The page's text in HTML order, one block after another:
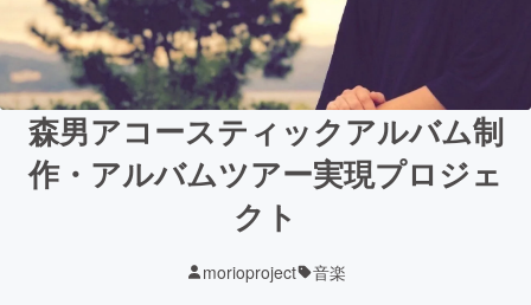
森男アコースティックアルバム制
作・アルバムツアー実現プロジェ
クト
morioproject 音楽